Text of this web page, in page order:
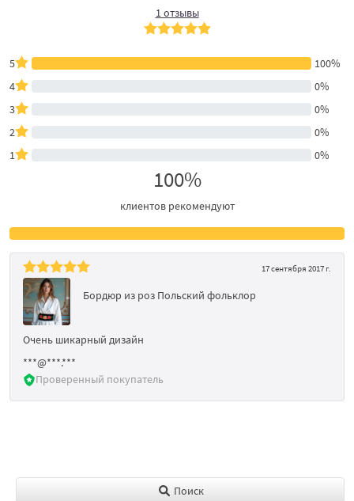
1 отзывы
5
100%
4
0%
3
0%
2
0%
1
0%
100%
клиентов рекомендуют
17 сентября 2017 г.
Бордюр из роз Польский фольклор
Очень шикарный дизайн
***@***.***
Проверенный покупатель
Поиск